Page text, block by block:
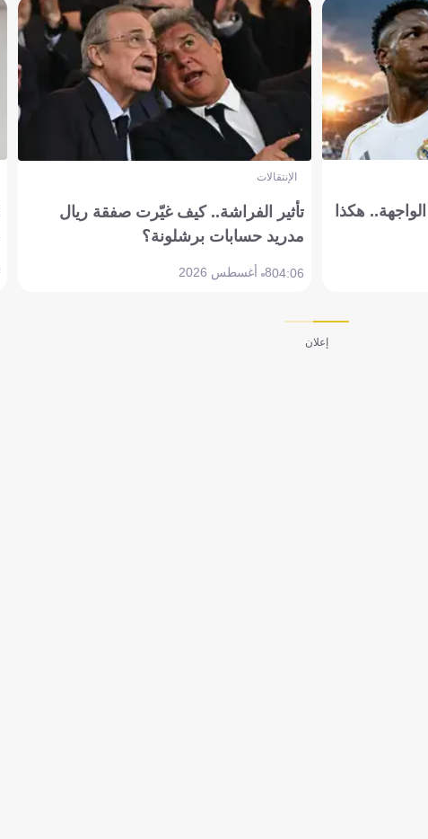
هكذا
الإنتقالات
تأثير الفراشة.. كيف غيّرت صفقة ريال
مدريد حسابات برشلونة؟
04:068 أغسطس 2026
إعلان